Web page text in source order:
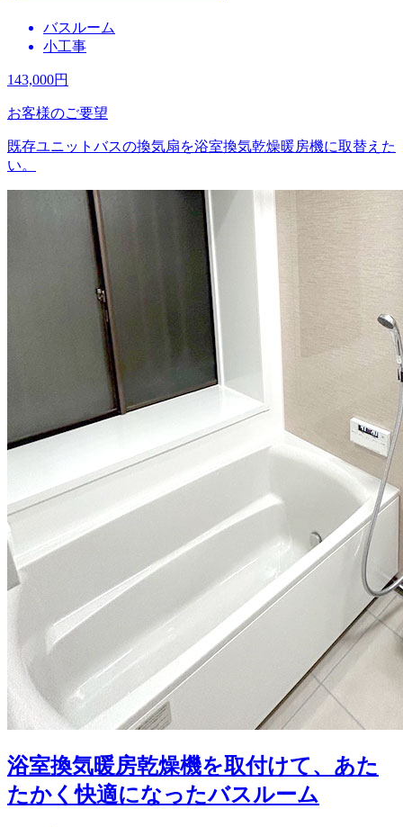
バスルーム
小工事
143,000円
お客様のご要望
既存ユニットバスの換気扇を浴室換気乾燥暖房機に取替えた
い。
浴室換気暖房乾燥機を取付けて、あた
たかく快適になったバスルーム